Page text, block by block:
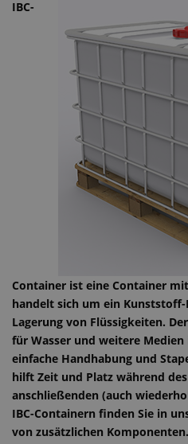
IBC-
Container ist eine Container
handelt sich um ein
Lagerung von Flüssigkeiten.
für Wasser und weitere
einfache Handhabung und
hilft Zeit und Platz während
anschließenden (auch
IBC-Containern finden Sie in
von zusätzlichen Komponenten.